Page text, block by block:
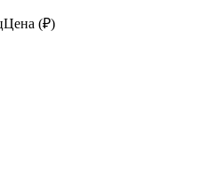
Цена (₽)